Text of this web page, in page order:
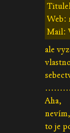
Web:
Mail:
ale
Aha,
to je